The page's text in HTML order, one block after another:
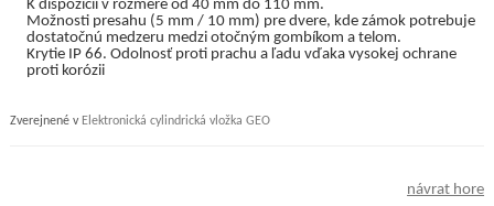
K dispozícii v rozmere od 40 mm do 110 mm.
Možnosti presahu (5 mm / 10 mm) pre dvere, kde zámok potrebuje
dostatočnú medzeru medzi otočným gombíkom a telom.
Krytie IP 66. Odolnosť proti prachu a ľadu vďaka vysokej ochrane
proti korózii
Zverejnené v Elektronická cylindrická vložka GEO
návrat hore